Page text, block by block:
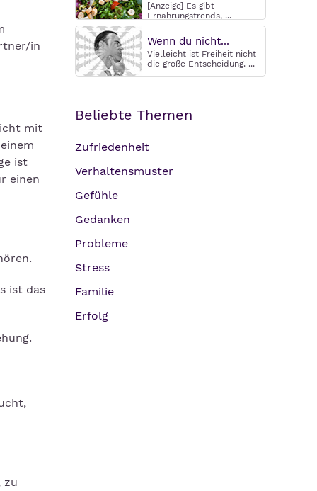
in
mit
ist
einen
ist das
zu
[Anzeige] Es gibt
Ernährungstrends, ...
Wenn du nicht...
Vielleicht ist Freiheit nicht
die große Entscheidung. ...
Beliebte Themen
Zufriedenheit
Verhaltensmuster
Gefühle
Gedanken
Probleme
Stress
Familie
Erfolg